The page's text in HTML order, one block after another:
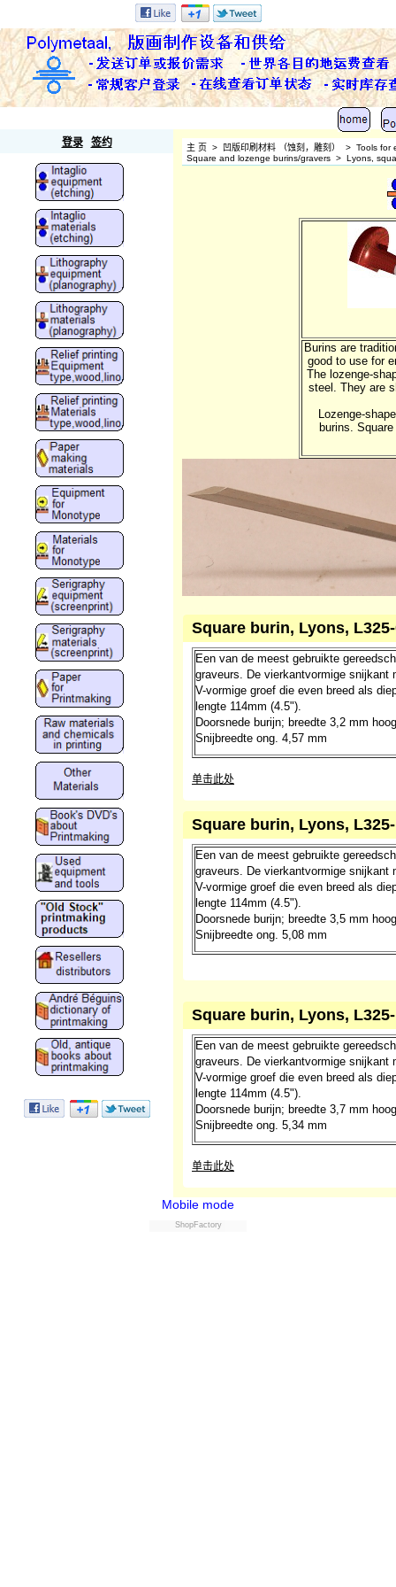
登录 签约 主 页 > 凹版印刷材料 （蚀刻，雕刻） > Tools for
Square and lozenge burins/gravers > Lyons,
Burins are
good to use for
The lozenge-
steel. They are
Lozenge-
burins.
Square burin, Lyons,
Een van de meest gebruikte
graveurs. De vierkantvormige snijkant
V-vormige groef die even breed als
lengte 114mm (4.5").
Doorsnede burijn; breedte 3,2 mm
Snijbreedte ong. 4,57 mm
单击此处
Square burin, Lyons,
Een van de meest gebruikte
graveurs. De vierkantvormige snijkant
V-vormige groef die even breed als
lengte 114mm (4.5").
Doorsnede burijn; breedte 3,5 mm
Snijbreedte ong. 5,08 mm
Square burin, Lyons,
Een van de meest gebruikte
graveurs. De vierkantvormige snijkant
V-vormige groef die even breed als
lengte 114mm (4.5").
Doorsnede burijn; breedte 3,7 mm
Snijbreedte ong. 5,34 mm
单击此处
Mobile mode
ShopFactory